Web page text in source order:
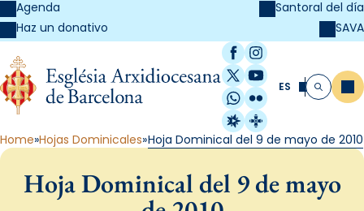
Agenda
Haz un donativo
Santoral del día
SAVA
Facebook
Instagram
X / Twitter
YouTube
WhatsApp
Flickr
Radio Estel
Catalunya
ES Buscar
Home Hojas Dominicales Hoja Dominical del 9 de mayo de 2010
Hoja Dominical del 9 de mayo